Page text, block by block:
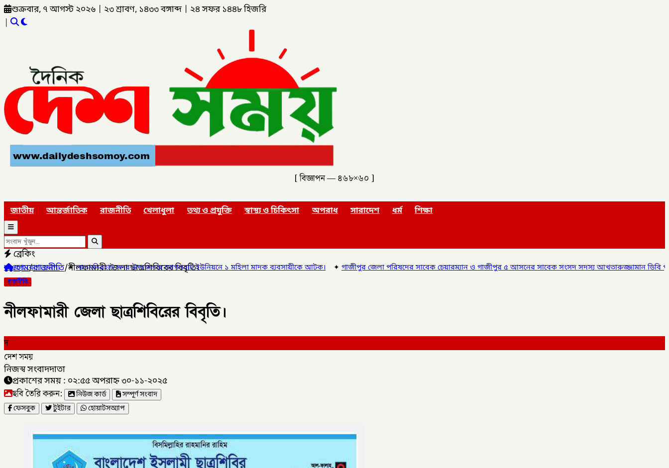
শুক্রবার, ৭ আগস্ট ২০২৬ ২৩ শ্রাবণ, ১৪৩৩ বঙ্গাব্দ ২৪ সফর ১৪৪৮ হিজরি
|
[ বিজ্ঞাপন — ৪৬৮×৬০ ]
জাতীয় আন্তর্জাতিক রাজনীতি খেলাধুলা তথ্য ও প্রযুক্তি স্বাস্থ্য ও চিকিৎসা অপরাধ সারাদেশ ধর্ম শিক্ষা
ব্রেকিং
লালমনিরহাট সদর উপজেলার মোগলহাট ইউনিয়নে ১ মহিলা মাদক ব্যবসায়ীকে আটক।✦গাজীপুর জেলা পরিষদের সাবেক চেয়ারম্যান ও গাজীপুর ৫ আসনের সাবেক সংসদ সদস্য আখতারুজ্জামান ডিবি পুলিশ এর হাতে আটক,
হোম/রাজনীতি/নীলফামারী জেলা ছাত্রশিবিরের বিবৃতি।
রাজনীতি
নীলফামারী জেলা ছাত্রশিবিরের বিবৃতি।
দ
দেশ সময়
নিজস্ব সংবাদদাতা
প্রকাশের সময় : ০২:৫৫ অপরাহ্ন ৩০-১১-২০২৫
ছবি তৈরি করুন: নিউজ কার্ড
সম্পূর্ণ সংবাদ
ফেসবুক
টুইটার হোয়াটসঅ্যাপ